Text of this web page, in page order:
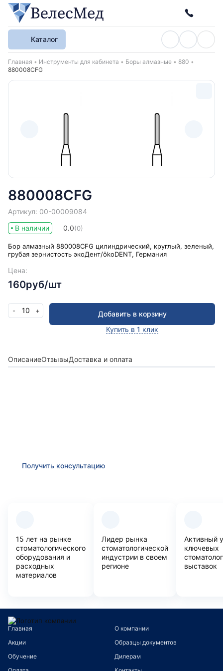
Каталог
Хлебные крошки
Главная Инструменты для кабинета Боры алмазные
880
880008CFG
880008CFG
Артикул: 00-00009084
В наличии
0.0(0)
Бор алмазный 880008CFG цилиндрический, круглый, зеленый,
грубая зернистость экоДент/ökoDENT, Германия
Цена:
160руб/шт
- 10 +
Добавить в корзину
Купить в 1 клик
ОписаниеОтзывыДоставка и оплата
Получить консультацию
15 лет на рынке
стоматологического
оборудования и
расходных
материалов
Лидер рынка
стоматологической
индустрии в своем
регионе
Активный
ключевых
выставок
Главная
О компании
Акции
Образцы документов
Обучение
Дилерам